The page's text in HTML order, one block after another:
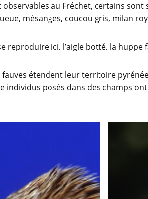
observables au Fréchet, certains
mésanges, coucou gris, milan
reproduire ici, l’aigle botté, la
étendent leur territoire
individus posés dans des champs